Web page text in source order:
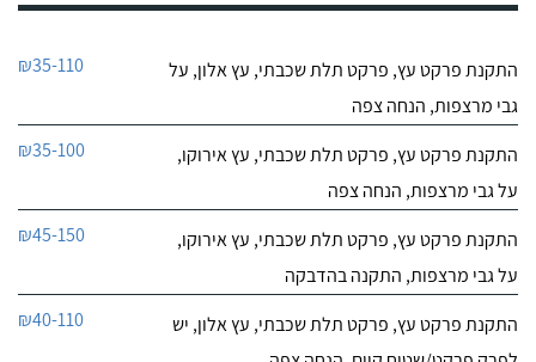
התקנת פרקט עץ, פרקט תלת שכבתי, עץ אלון, על
גבי מרצפות, הנחה צפה
₪35-110
התקנת פרקט עץ, פרקט תלת שכבתי, עץ אירוקו,
על גבי מרצפות, הנחה צפה
₪35-100
התקנת פרקט עץ, פרקט תלת שכבתי, עץ אירוקו,
על גבי מרצפות, התקנה בהדבקה
₪45-150
התקנת פרקט עץ, פרקט תלת שכבתי, עץ אלון, יש
₪40-110